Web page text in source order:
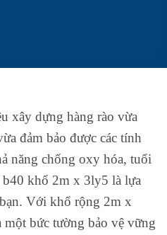
xây dựng hàng rào vừa
đảm bảo được các tính
năng chống oxy hóa, tuổi
khổ 2m x 3ly5 là lựa
Với khổ rộng 2m x
một bức tường bảo vệ vững